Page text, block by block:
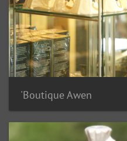
Boutique Awen'